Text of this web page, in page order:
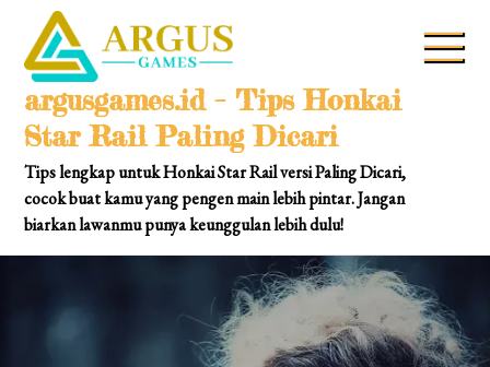
content
argusgames.id – Tips Honkai
Star Rail Paling Dicari
Tips lengkap untuk Honkai Star Rail versi Paling Dicari,
cocok buat kamu yang pengen main lebih pintar. Jangan
biarkan lawanmu punya keunggulan lebih dulu!